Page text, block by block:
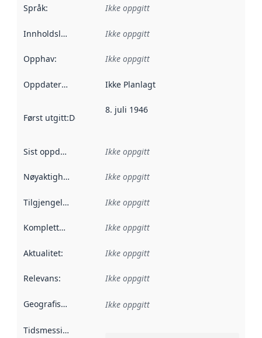
Språk: Ikke oppgitt
Innholdsleverandører :
Ikke oppgitt
Opphav: Ikke oppgitt
Oppdateringsfrekvens :
Ikke Planlagt
Først utgitt:Denne datoen sier når dataene i dette
8. juli 1946
Sist oppdatert Ikke oppgitt
Nøyaktighet Ikke oppgitt
Tilgjengelighet Ikke oppgitt
Kompletthet Ikke oppgitt
Aktualitet: Ikke oppgitt
Relevans: Ikke oppgitt
Geografisk avgrensning :
Ikke oppgitt
Tidsmessig avgrensning